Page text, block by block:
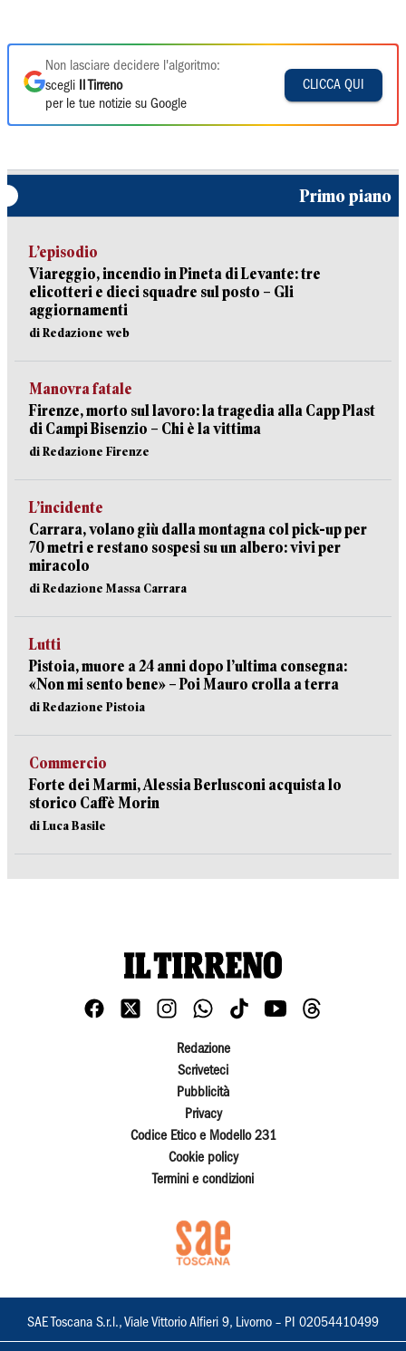
Non lasciare decidere l'algoritmo:
scegli
Il Tirreno
per le tue notizie su Google
CLICCA QUI
Primo piano
L’episodio
Viareggio, incendio in Pineta di Levante: tre
elicotteri e dieci squadre sul posto – Gli
aggiornamenti
di Redazione web
Manovra fatale
Firenze, morto sul lavoro: la tragedia alla Capp Plast
di Campi Bisenzio – Chi è la vittima
di Redazione Firenze
L’incidente
Carrara, volano giù dalla montagna col pick-up per
70 metri e restano sospesi su un albero: vivi per
miracolo
di Redazione Massa Carrara
Lutti
Pistoia, muore a 24 anni dopo l’ultima consegna:
«Non mi sento bene» – Poi Mauro crolla a terra
di Redazione Pistoia
Commercio
Forte dei Marmi, Alessia Berlusconi acquista lo
storico Caffè Morin
di Luca Basile
Redazione
Scriveteci
Pubblicità
Privacy
Codice Etico e Modello 231
Cookie policy
Termini e condizioni
SAE Toscana S.r.l., Viale Vittorio Alfieri 9, Livorno – PI 02054410499